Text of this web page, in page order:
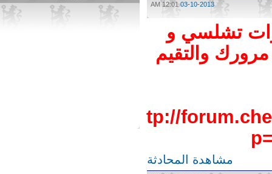
03-10-2013
12:01 AM
تشلسي و
والتقيم
http://
مشاهدة المحادثة